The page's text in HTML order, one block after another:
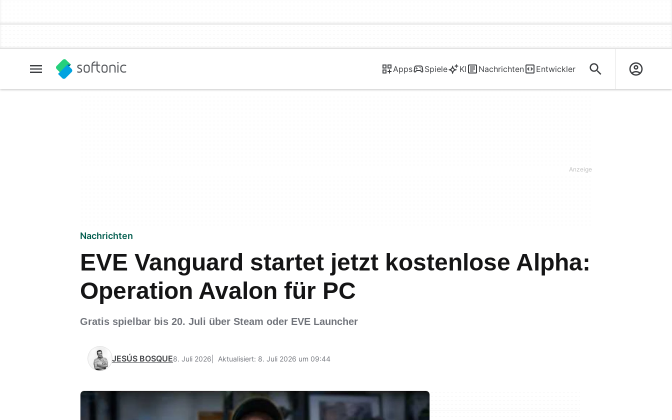
Apps Spiele KI Nachrichten Entwickler
Nachrichten
EVE Vanguard startet jetzt kostenlose Alpha:
Operation Avalon für PC
Gratis spielbar bis 20. Juli über Steam oder EVE Launcher
JESÚS BOSQUE8. Juli 2026 Aktualisiert: 8. Juli 2026 um 09:44